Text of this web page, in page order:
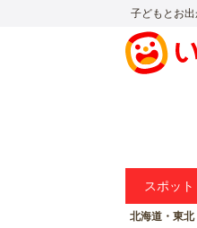
子どもとお
スポット
北海道・東北